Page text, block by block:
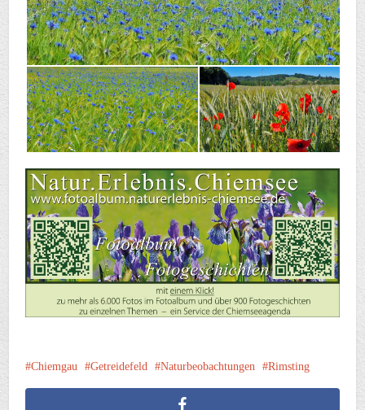
Chiemgau Getreidefeld Naturbeobachtungen Rimsting